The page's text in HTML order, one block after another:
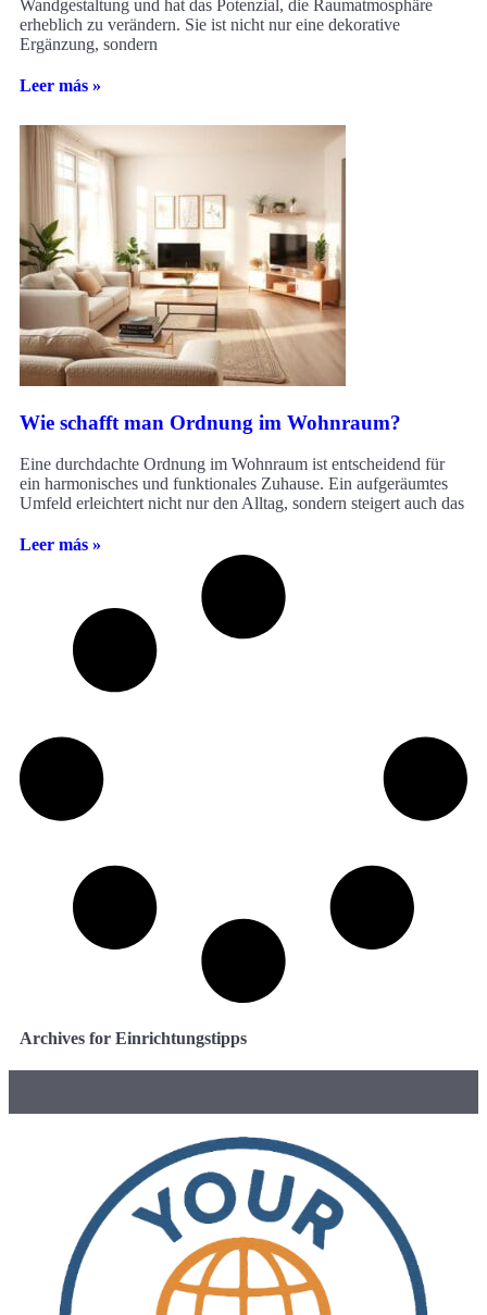
Wandgestaltung und hat das Potenzial, die Raumatmosphäre
erheblich zu verändern. Sie ist nicht nur eine dekorative
Ergänzung, sondern
Leer más »
Wie schafft man Ordnung im Wohnraum?
Eine durchdachte Ordnung im Wohnraum ist entscheidend für
ein harmonisches und funktionales Zuhause. Ein aufgeräumtes
Umfeld erleichtert nicht nur den Alltag, sondern steigert auch das
Leer más »
Archives for Einrichtungstipps